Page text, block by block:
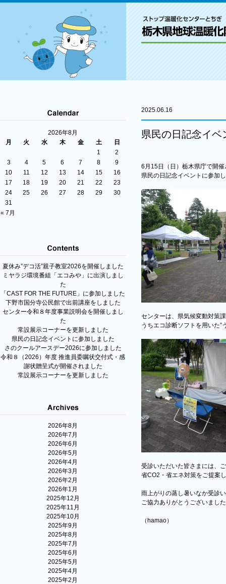
2026年8月
月
火 水 木 金 土 日
« 7月
1
2
3
4 5 6 7 8
9
10
11 12 13 14 15
16
17
18 19 20 21 22
23
24
25 26 27 28 29
30
31
夏休み”デコ活”親子教室2026を開催しました
ミヤラジ環境番組「エコみや」に出演しまし
た
「CAST FOR THE FUTURE」に参加しました
下野市国分寺公民館で出前講座をしました
センター令和８年度事業説明会を開催しまし
た
常設展示コーナーを更新しました
県民の日記念イベントに参加しました
さのクールアースデー2026に参加しました
令和８（2026）年度 推進員委嘱状交付式・感
謝状贈呈式が開催されました
常設展示コーナーを更新しました
2026年8月
2026年7月
2026年6月
2026年5月
2026年4月
2026年3月
2026年2月
2026年1月
2025年12月
2025年11月
2025年10月
2025年9月
2025年8月
2025年7月
2025年6月
2025年5月
2025年4月
2025年2月
2025.06.16
県民の日記念イベ
6月15日（日）栃木県庁で開催
県民の日記念イベントに参加
センターは、県気候変動対策
うちエコ診断ソフトを用いた”
受診いただいた皆さまには、
省CO2・省エネ対策をご提案
雨上がりの蒸し暑いなか受診
ご協力ありがとうございまし
（hamao）